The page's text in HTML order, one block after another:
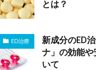
とは？
ED治療
新成分のED
ナ」の効能
いて